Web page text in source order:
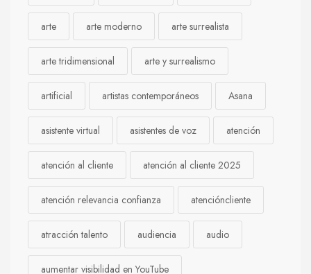
arte arte moderno arte surrealista
arte tridimensional arte y surrealismo
artificial artistas contemporáneos Asana
asistente virtual asistentes de voz atención
atención al cliente atención al cliente 2025
atención relevancia confianza atencióncliente
atracción talento audiencia audio
aumentar visibilidad en YouTube